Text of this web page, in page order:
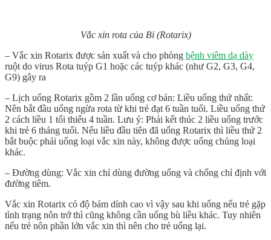
Vắc xin rota của Bỉ (Rotarix)
– Vắc xin Rotarix được sản xuất và cho phòng bệnh viêm dạ dày
ruột do virus Rota tuýp G1 hoặc các tuýp khác (như G2, G3, G4,
G9) gây ra
– Lịch uống Rotarix gồm 2 lần uống cơ bản: Liều uống thứ nhất:
Nên bắt đầu uống ngừa rota từ khi trẻ đạt 6 tuần tuổi. Liều uống thứ
2 cách liều 1 tối thiểu 4 tuần. Lưu ý: Phải kết thúc 2 liều uống trước
khi trẻ 6 tháng tuổi. Nếu liều đầu tiên đã uống Rotarix thì liều thứ 2
bắt buộc phải uống loại vắc xin này, không được uống chủng loại
khác.
– Đường dùng: Vắc xin chỉ dùng đường uống và chống chỉ định với
đường tiêm.
Vắc xin Rotarix có độ bám dính cao vì vậy sau khi uống nếu trẻ gặp
tình trạng nôn trớ thì cũng không cần uống bù liều khác. Tuy nhiên
nếu trẻ nôn phần lớn vắc xin thì nên cho trẻ uống lại.